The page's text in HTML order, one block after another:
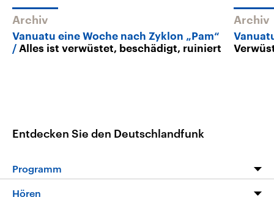
Archiv
Vanuatu eine Woche nach Zyklon „Pam“
Alles ist verwüstet, beschädigt, ruiniert
Archiv
Entdecken Sie den Deutschlandfunk
Programm
Programm
Hören